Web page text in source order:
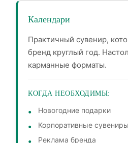
Календари
Практичный сувенир,
бренд круглый год.
карманные форматы.
КОГДА НЕОБХОДИМЫ:
Новогодние подарки
Корпоративные сувениры
Реклама бренда